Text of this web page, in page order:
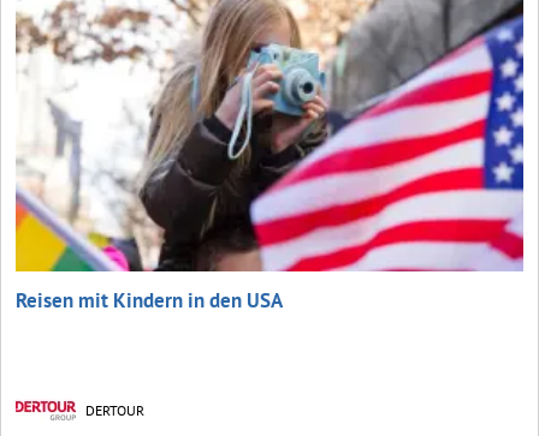
Reisen mit Kindern in den USA
DERTOUR